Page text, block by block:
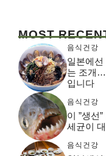
MOST
음식건강
일본에선
는 조개…
입니다
음식건강
이 ”생선
세균이
음식건강